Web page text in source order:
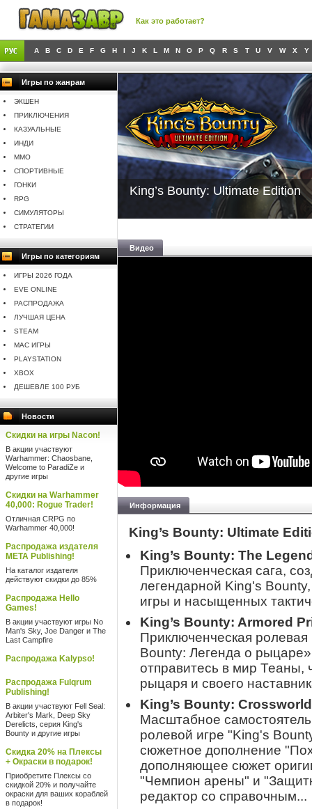
Как это работает?
A B C D E F G H I J K L M N O P Q R S T U V W X Y
Игры по жанрам
ЭКШЕН
ПРИКЛЮЧЕНИЯ
КАЗУАЛЬНЫЕ
ИНДИ
MMO
СПОРТИВНЫЕ
ГОНКИ
RPG
СИМУЛЯТОРЫ
СТРАТЕГИИ
Игры по категориям
ИГРЫ 2026 ГОДА
EVE ONLINE
РАСПРОДАЖА
ЛУЧШАЯ ЦЕНА
STEAM
MAC ИГРЫ
PLAYSTATION
XBOX
ДЕШЕВЛЕ 100 РУБ
Новости
Скидки на игры Nacon!
В акции участвуют
Warhammer: Chaosbane,
Welcome to ParadiZe и
другие игры
Скидки на Warhammer
40,000: Rogue Trader!
Отличная CRPG по
Warhammer 40,000!
Распродажа издателя
META Publishing!
На каталог издателя
действуют скидки до 85%
Распродажа Hello
Games!
В акции участвуют игры No
Man's Sky, Joe Danger и The
Last Campfire
Распродажа Kalypso!
Распродажа Fulqrum
Publishing!
В акции участвуют Fell Seal:
Arbiter's Mark, Deep Sky
Derelicts, серия King's
Bounty и другие игры
Скидка 20% на Плексы
+ Окраски в подарок!
Приобретите Плексы со
скидкой 20% и получайте
окраски для ваших кораблей
в подарок!
King’s Bounty: Ultimate Edition
Видео
Информация
King’s Bounty: Ultimate
King’s Bounty: The
Приключенческая сага,
легендарной King's
игры и насыщенных
King’s Bounty: Armored
Приключенческая
Bounty: Легенда о
отправитесь в мир Теаны,
рыцаря и своего
King’s Bounty:
Масштабное
ролевой игре "King's
сюжетное дополнение
дополняющее сюжет
"Чемпион арены" и
редактор со справочным...